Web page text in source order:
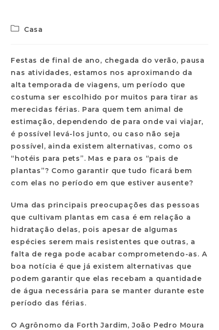
Casa
Festas de final de ano, chegada do verão, pausa
nas atividades, estamos nos aproximando da
alta temporada de viagens, um período que
costuma ser escolhido por muitos para tirar as
merecidas férias. Para quem tem animal de
estimação, dependendo de para onde vai viajar,
é possível levá-los junto, ou caso não seja
possível, ainda existem alternativas, como os
“hotéis para pets”. Mas e para os “pais de
plantas”? Como garantir que tudo ficará bem
com elas no período em que estiver ausente?
Uma das principais preocupações das pessoas
que cultivam plantas em casa é em relação a
hidratação delas, pois apesar de algumas
espécies serem mais resistentes que outras, a
falta de rega pode acabar comprometendo-as. A
boa notícia é que já existem alternativas que
podem garantir que elas recebam a quantidade
de água necessária para se manter durante este
período das férias.
O Agrônomo da Forth Jardim, João Pedro Moura